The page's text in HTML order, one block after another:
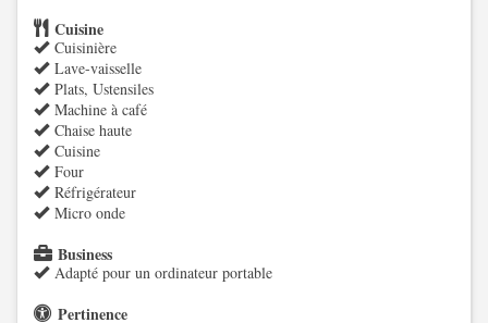
Cuisine
Cuisinière
Lave-vaisselle
Plats, Ustensiles
Machine à café
Chaise haute
Cuisine
Four
Réfrigérateur
Micro onde
Business
Adapté pour un ordinateur portable
Pertinence